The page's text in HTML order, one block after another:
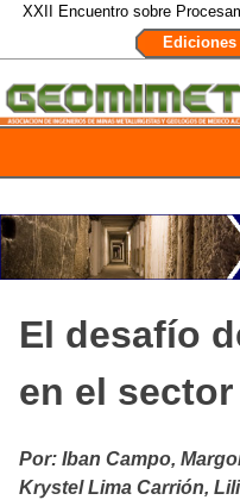
Encuentro sobre
Ediciones
El desafío
en el
Por: Iban Campo,
Krystel Lima Carrión,